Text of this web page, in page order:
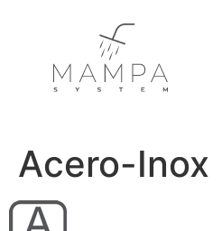
Acero-Inox